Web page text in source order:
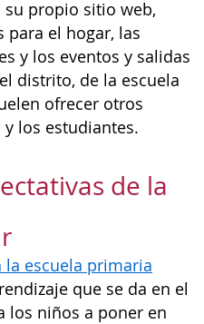
propio sitio web,
para el hogar, las
y los eventos y salidas
distrito, de la escuela
ofrecer otros
los estudiantes.
de la
la escuela primaria
que se da en el
los niños a poner en